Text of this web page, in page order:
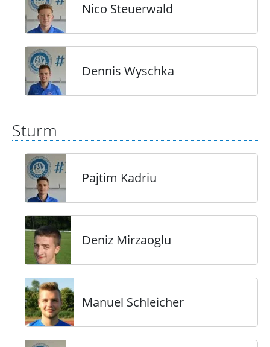
Nico Steuerwald
Dennis Wyschka
Sturm
Pajtim Kadriu
Deniz Mirzaoglu
Manuel Schleicher